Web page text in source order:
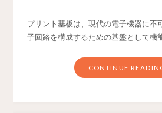
プリント基板は、現代の電子機器に不
子回路を構成するための基盤として機
CONTINUE